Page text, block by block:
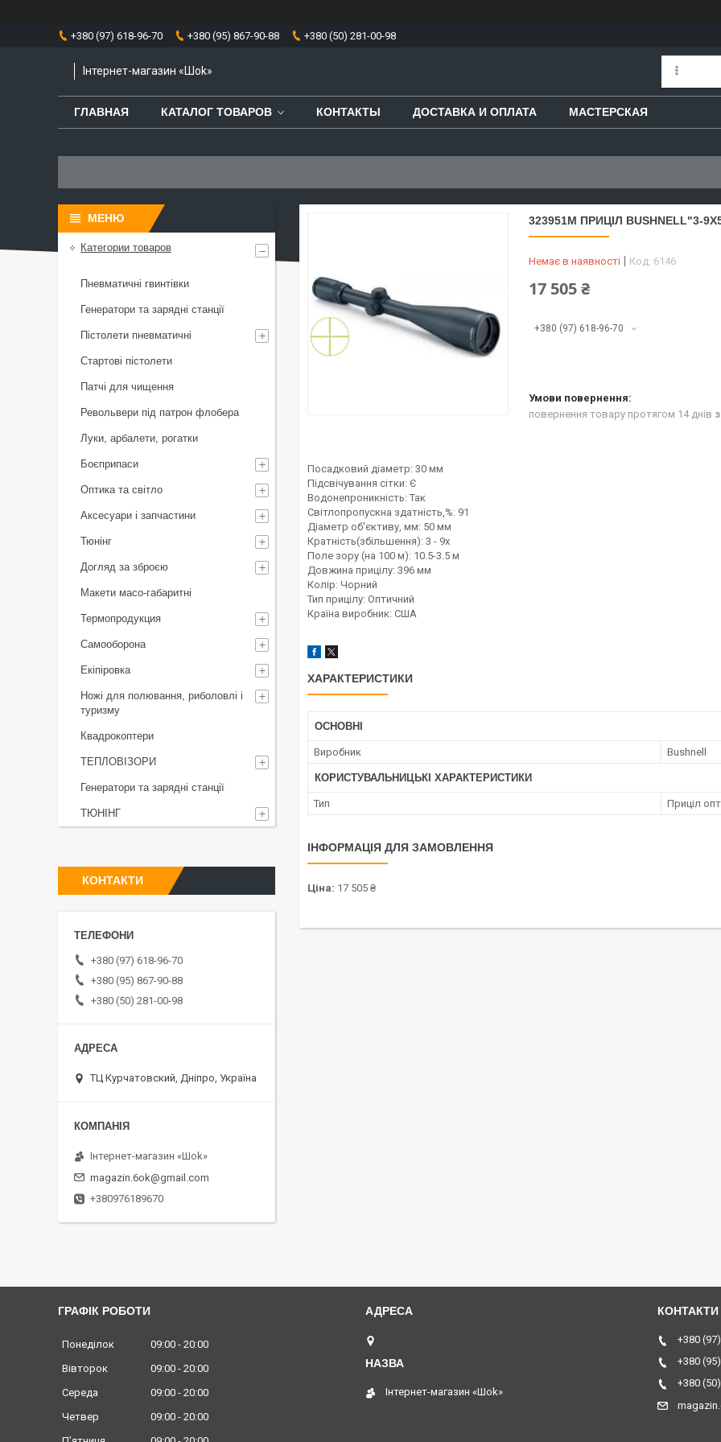
+380 (97) 618-96-70 +380 (95) 867-90-88 +380 (50) 281-00-98
Інтернет-магазин «Шоk»
ГЛАВНАЯ КАТАЛОГ ТОВАРОВ КОНТАКТЫ ДОСТАВКА И ОПЛАТА МАСТЕРСКАЯ
323951М ПРИЦІЛ BUSHNELL"3-
Немає в наявності Код: 6146
17 505 ₴
+380 (97) 618-96-70
повернення товару протягом 14 днів
Посадковий діаметр: 30 мм
Підсвічування сітки: Є
Водонепроникність: Так
Світлопропускна здатність,%: 91
Діаметр об'єктиву, мм: 50 мм
Кратність(збільшення): 3 - 9х
Поле зору (на 100 м): 10.5-3.5 м
Довжина прицілу: 396 мм
Колір: Чорний
Тип прицілу: Оптичний
Країна виробник: США
ХАРАКТЕРИСТИКИ
ОСНОВНІ
Виробник Bushnell
КОРИСТУВАЛЬНИЦЬКІ ХАРАКТЕРИСТИКИ
Тип Приціл
ІНФОРМАЦІЯ ДЛЯ ЗАМОВЛЕННЯ
Ціна: 17 505 ₴
Категории товаров
Пневматичні гвинтівки
Генератори та зарядні станції
Пістолети пневматичні
Стартові пістолети
Патчі для чищення
Револьвери під патрон флобера
Луки, арбалети, рогатки
Боєприпаси
Оптика та світло
Аксесуари і запчастини
Тюнінг
Догляд за зброєю
Макети масо-габаритні
Термопродукция
Самооборона
Екіпіровка
Ножі для полювання, риболовлі і
туризму
Квадрокоптери
ТЕПЛОВІЗОРИ
Генератори та зарядні станції
ТЮНІНГ
КОНТАКТИ
+380 (97) 618-96-70
+380 (95) 867-90-88
+380 (50) 281-00-98
ТЦ Курчатовский, Дніпро, Україна
Інтернет-магазин «Шоk»
magazin.6ok@gmail.com
+380976189670
ГРАФІК РОБОТИ
Понеділок 09:00
20:00
Вівторок
09:00
20:00
Середа
09:00
20:00
Четвер
09:00
20:00
Інтернет-магазин «Шоk»
+380
+380
+380